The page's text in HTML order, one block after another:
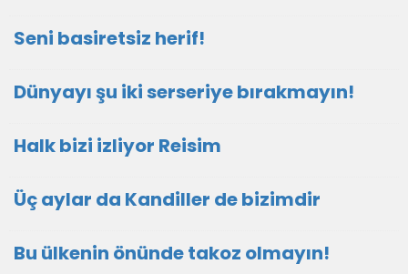
Seni basiretsiz herif!
Dünyayı şu iki serseriye bırakmayın!
Halk bizi izliyor Reisim
Üç aylar da Kandiller de bizimdir
Bu ülkenin önünde takoz olmayın!